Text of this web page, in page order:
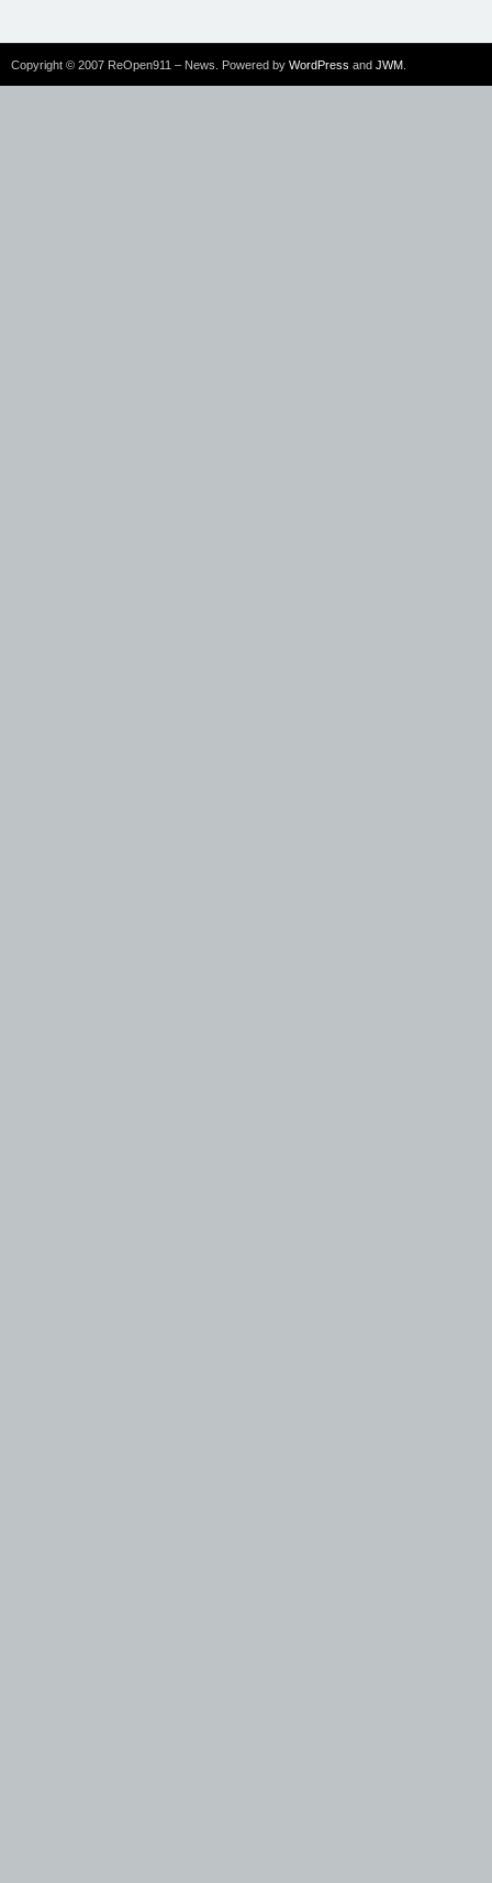
Copyright © 2007 ReOpen911 – News. Powered by WordPress and JWM